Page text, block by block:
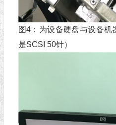
图4：为设备硬盘与设备机
是SCSI 50针）